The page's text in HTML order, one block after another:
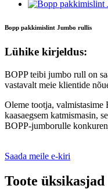
Bopp pakkimislint Jumbo rullis
Lühike kirjeldus:
BOPP teibi jumbo rull on
vastavalt meie klientide
Oleme tootja,
kaasaegsem katmismasin,
BOPP-jumborulle
Saada meile e-kiri
Toote üksikasjad